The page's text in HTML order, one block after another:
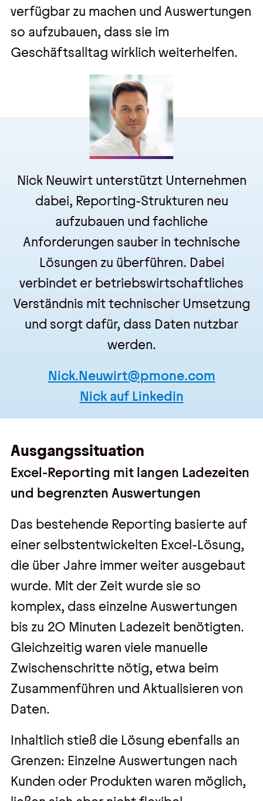
verfügbar zu machen und Auswertungen
so aufzubauen, dass sie im
Geschäftsalltag wirklich weiterhelfen.
Nick Neuwirt unterstützt Unternehmen
dabei, Reporting-Strukturen neu
aufzubauen und fachliche
Anforderungen sauber in technische
Lösungen zu überführen. Dabei
verbindet er betriebswirtschaftliches
Verständnis mit technischer Umsetzung
und sorgt dafür, dass Daten nutzbar
werden.
Nick.Neuwirt@pmone.com
Nick auf Linkedin
Ausgangssituation
Excel-Reporting mit langen Ladezeiten
und begrenzten Auswertungen
Das bestehende Reporting basierte auf
einer selbstentwickelten Excel-Lösung,
die über Jahre immer weiter ausgebaut
wurde. Mit der Zeit wurde sie so
komplex, dass einzelne Auswertungen
bis zu 20 Minuten Ladezeit benötigten.
Gleichzeitig waren viele manuelle
Zwischenschritte nötig, etwa beim
Zusammenführen und Aktualisieren von
Daten.
Inhaltlich stieß die Lösung ebenfalls an
Grenzen: Einzelne Auswertungen nach
Kunden oder Produkten waren möglich,
Kontakt
Kontakt, Impressum
Datenschutz
AGBs
Hinweisgebersystem